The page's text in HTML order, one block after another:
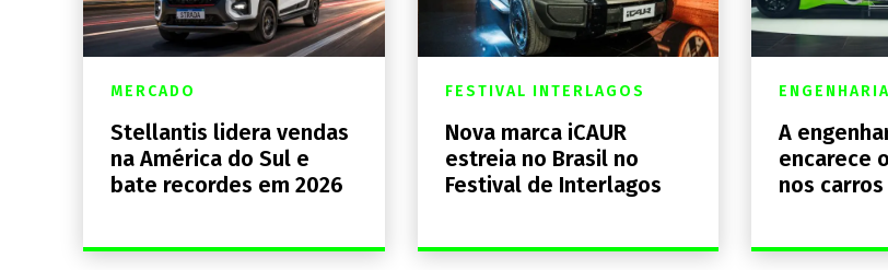
MERCADO
Stellantis lidera vendas
na América do Sul e
bate recordes em 2026
FESTIVAL INTERLAGOS
Nova marca iCAUR
estreia no Brasil no
Festival de Interlagos
ENGENHARIA
A
encarece
nos